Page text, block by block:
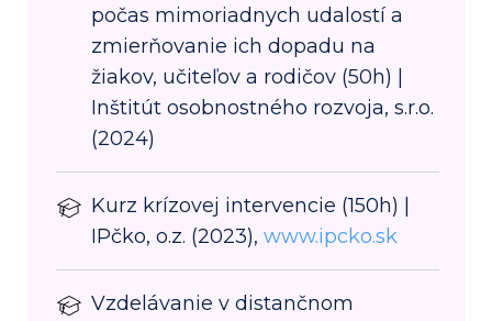
počas mimoriadnych udalostí a
zmierňovanie ich dopadu na
žiakov, učiteľov a rodičov (50h) |
Inštitút osobnostného rozvoja, s.r.o.
(2024)
Kurz krízovej intervencie (150h) |
IPčko, o.z. (2023), www.ipcko.sk
Vzdelávanie v distančnom